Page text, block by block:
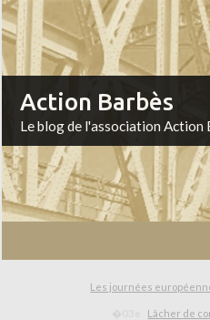
Action Barbès
Le blog de l'association Action
Les journées
Lâcher de